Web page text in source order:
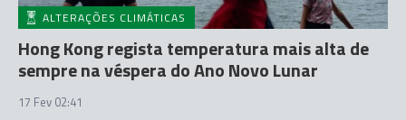
ALTERAÇÕES CLIMÁTICAS
Hong Kong regista temperatura mais alta de
sempre na véspera do Ano Novo Lunar
17 Fev 02:41